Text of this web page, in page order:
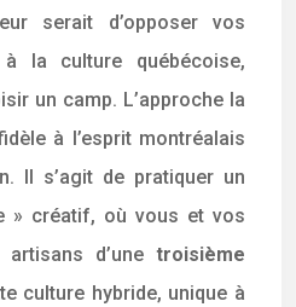
serait d’opposer vos
la culture québécoise,
un camp. L’approche la
à l’esprit montréalais
Il s’agit de pratiquer un
» créatif, où vous et vos
d’une troisième
culture hybride, unique à